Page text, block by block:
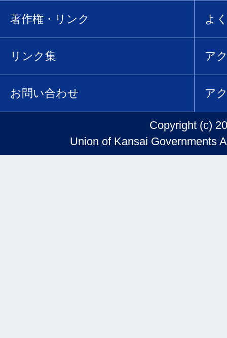
著作権・リンク よ
リンク集 ア
お問い合わせ ア
Copyright (c)
Union of Kansai Governments